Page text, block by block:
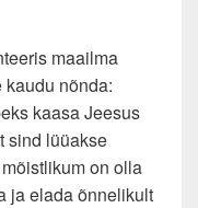
maailma
nõnda:
kaasa Jeesus
sind lüüakse
on olla
ja elada õnnelikult